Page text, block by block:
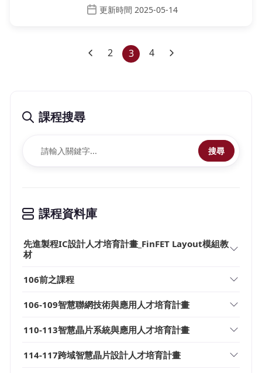
更新時間 2025-05-14
2 3(current)
4
課程搜尋
搜尋
課程資料庫
先進製程IC設計人才培育計畫_FinFET Layout模組教
材
106前之課程
106-109智慧聯網技術與應用人才培育計畫
110-113智慧晶片系統與應用人才培育計畫
114-117跨域智慧晶片設計人才培育計畫